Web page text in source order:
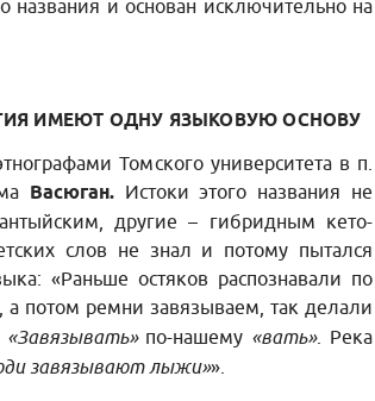
названия и основан исключительно на
ИМЕЮТ ОДНУ ЯЗЫКОВУЮ ОСНОВУ
Томского университета в п.
Васюган.Истоки этого названия не
другие – гибридным кето-
слов не знал и потому пытался
«Раньше остяков распознавали по
потом ремни завязываем, так делали
«Завязывать»по-нашему «вать». Река
завязывают лыжи»».